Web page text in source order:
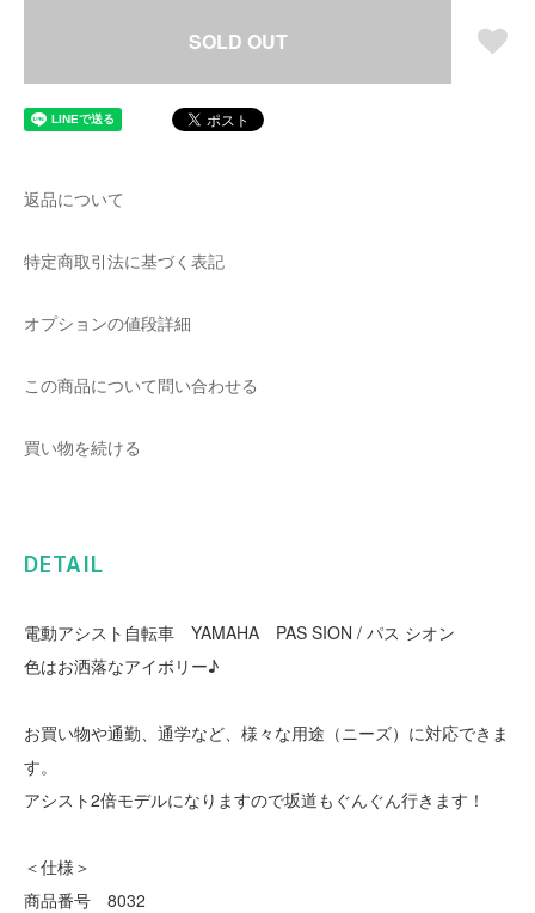
SOLD OUT
返品について
特定商取引法に基づく表記
オプションの値段詳細
この商品について問い合わせる
買い物を続ける
DETAIL
電動アシスト自転車 YAMAHA PAS SION / パス シオン
色はお洒落なアイボリー♪
お買い物や通勤、通学など、様々な用途（ニーズ）に対応できま
す。
アシスト2倍モデルになりますので坂道もぐんぐん行きます！
＜仕様＞
商品番号 8032